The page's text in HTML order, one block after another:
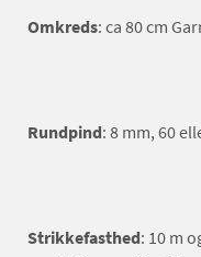
Omkreds: ca 80 cm
Rundpind: 8 mm, 60
Strikkefasthed: 10 m